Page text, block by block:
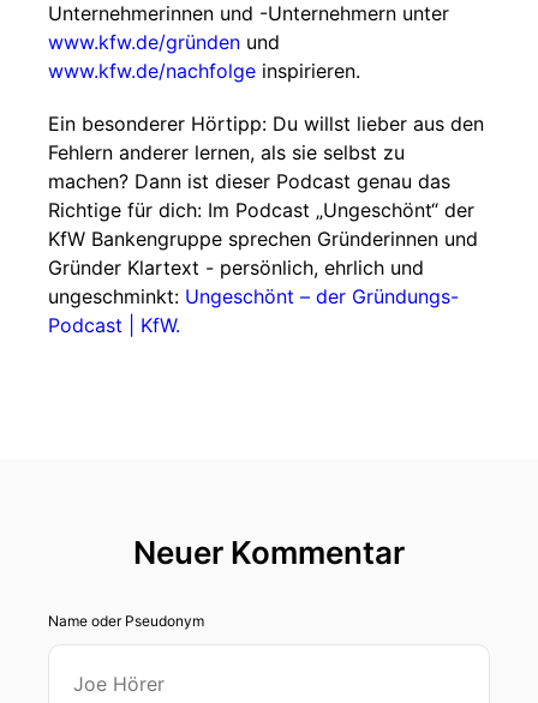
Unternehmerinnen und -Unternehmern unter⁠⁠⁠⁠
⁠⁠⁠⁠⁠⁠⁠⁠⁠⁠www.kfw.de/gründen ⁠⁠⁠⁠⁠⁠ und
⁠⁠www.kfw.de/nachfolge ⁠⁠ inspirieren.
Ein besonderer Hörtipp: Du willst lieber aus den
Fehlern anderer lernen, als sie selbst zu
machen? Dann ist dieser Podcast genau das
Richtige für dich: Im Podcast „Ungeschönt“ der
KfW Bankengruppe sprechen Gründerinnen und
Gründer Klartext - persönlich, ehrlich und
ungeschminkt: ⁠⁠⁠⁠⁠⁠ Ungeschönt – der Gründungs-
Podcast | KfW⁠⁠⁠⁠⁠⁠.
Neuer Kommentar
Name oder Pseudonym